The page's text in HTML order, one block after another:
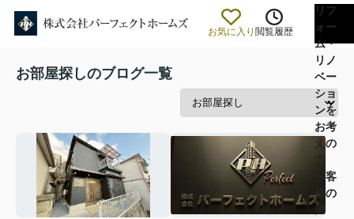
お気に入り 閲覧履歴
リフ
ォー
ム・
リノ
ベー
ショ
ンを
お考
えの
お客
様の
声
お部屋探しのブログ一覧